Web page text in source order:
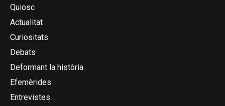
Quiosc
Actualitat
Curiositats
Debats
Deformant la història
Efemèrides
Entrevistes